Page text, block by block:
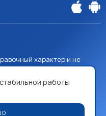
характер и не
явно не указано иное.
справочныйработы